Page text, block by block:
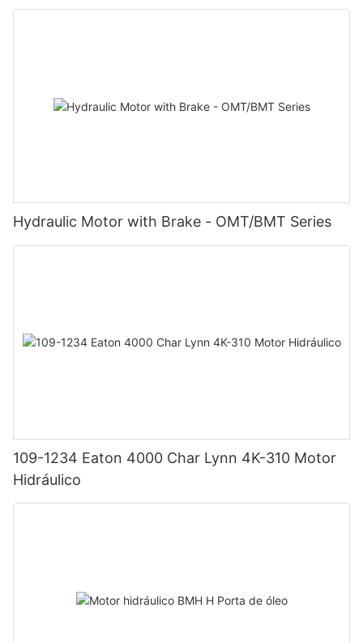
Hydraulic Motor with Brake - OMT/BMT Series
109-1234 Eaton 4000 Char Lynn 4K-310 Motor
Hidráulico